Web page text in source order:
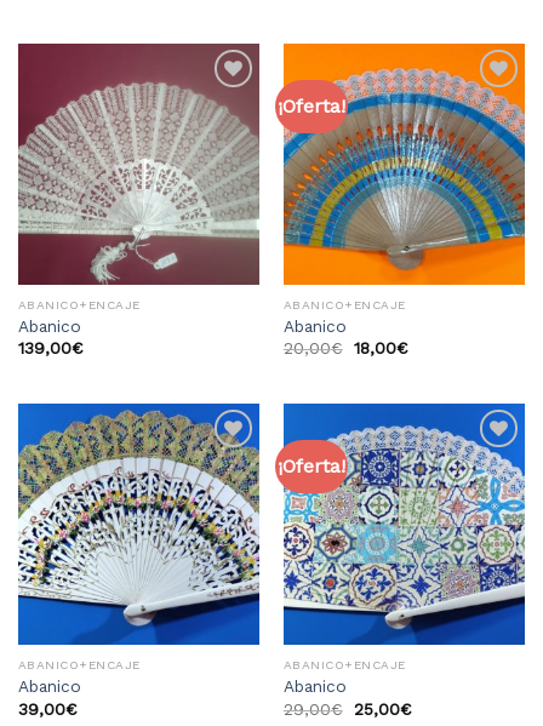
Añadir
a la
lista
de
deseos
ABANICO+ENCAJE
Abanico
139,00€
¡Oferta!
Añadir
a la
lista
de
deseos
ABANICO+ENCAJE
Abanico
20,00€ 18,00€
Añadir
a la
lista
de
deseos
ABANICO+ENCAJE
Abanico
39,00€
¡Oferta!
Añadir
a la
lista
de
deseos
ABANICO+ENCAJE
Abanico
29,00€ 25,00€